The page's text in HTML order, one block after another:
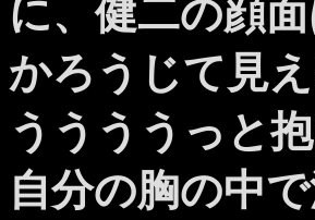
に、健二の顔
かろうじて見
ううううっと
自分の胸の中